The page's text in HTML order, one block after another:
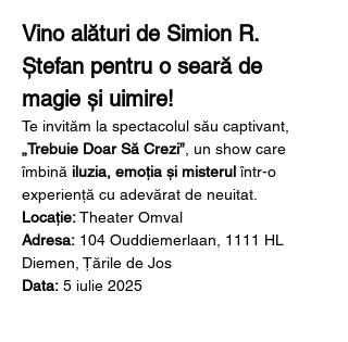
Vino alături de Simion R.
Ștefan pentru o seară de
magie și uimire!
Te invităm la spectacolul său captivant,
„Trebuie Doar Să Crezi” , un show care
îmbină iluzia, emoția și misterul într-o
experiență cu adevărat de neuitat.
Locație: Theater Omval
Adresa: 104 Ouddiemerlaan, 1111 HL
Diemen, Țările de Jos
Data: 5 iulie 2025